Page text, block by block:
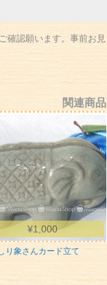
確認願います。事前お見
関連商品
り象さんカード立て
¥1,000